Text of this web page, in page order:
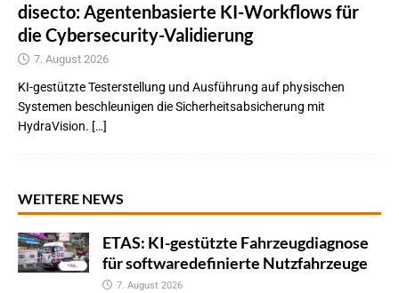
disecto: Agentenbasierte KI-Workflows für
die Cybersecurity-Validierung
7. August 2026
KI-gestützte Testerstellung und Ausführung auf physischen
Systemen beschleunigen die Sicherheitsabsicherung mit
HydraVision. […]
WEITERE NEWS
ETAS: KI-gestützte Fahrzeugdiagnose
für softwaredefinierte Nutzfahrzeuge
7. August 2026